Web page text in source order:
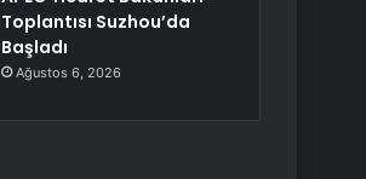
Toplantısı Suzhou’da
Başladı
Ağustos 6, 2026